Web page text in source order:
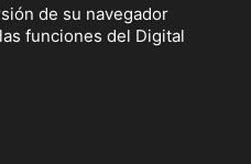
de su navegador
funciones del Digital